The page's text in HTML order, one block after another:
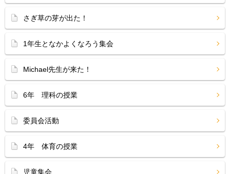
さぎ草の芽が出た！
1年生となかよくなろう集会
Michael先生が来た！
6年 理科の授業
委員会活動
4年 体育の授業
児童集会